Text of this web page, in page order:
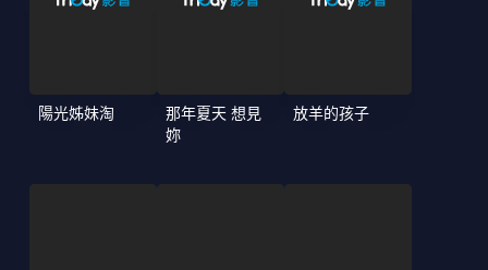
陽光姊妹淘
那年夏天 想見
妳
放羊的孩子